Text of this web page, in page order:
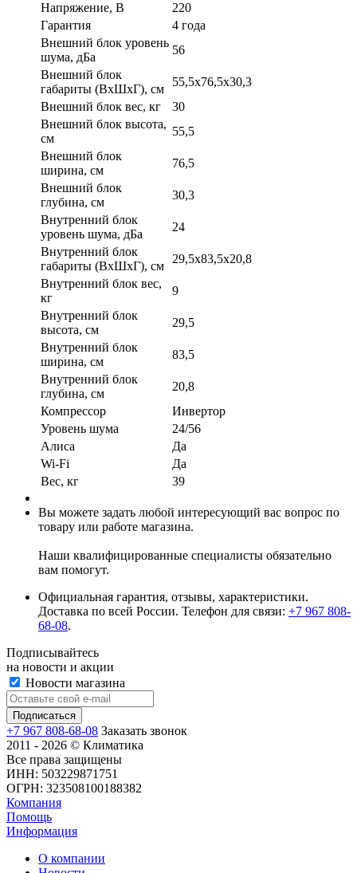
Напряжение, В
220
Гарантия
4 года
Внешний блок уровень
шума, дБа
56
Внешний блок
габариты (ВхШхГ), см
55,5x76,5x30,3
Внешний блок вес, кг
30
Внешний блок высота,
см
55,5
Внешний блок
ширина, см
76,5
Внешний блок
глубина, см
30,3
Внутренний блок
уровень шума, дБа
24
Внутренний блок
габариты (ВхШхГ), см
29,5x83,5x20,8
Внутренний блок вес,
кг
9
Внутренний блок
высота, см
29,5
Внутренний блок
ширина, см
83,5
Внутренний блок
глубина, см
20,8
Компрессор
Инвертор
Уровень шума
24/56
Алиса
Да
Wi-Fi
Да
Вес, кг
39
Вы можете задать любой интересующий вас вопрос по
товару или работе магазина.
Наши квалифицированные специалисты обязательно
вам помогут.
Официальная гарантия, отзывы, характеристики.
Доставка по всей России. Телефон для связи: +7 967 808-
68-08.
Подписывайтесь
на новости и акции
Новости магазина
+7 967 808-68-08 Заказать звонок
2011 - 2026 © Климатика
Все права защищены
ИНН: 503229871751
ОГРН: 323508100188382
Компания
Помощь
Информация
О компании